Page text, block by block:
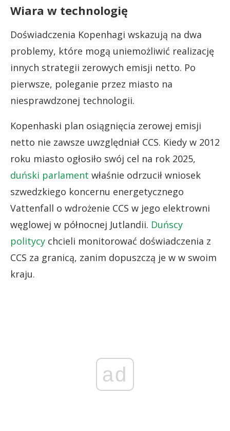
Wiara w technologię
Doświadczenia Kopenhagi wskazują na dwa
problemy, które mogą uniemożliwić realizację
innych strategii zerowych emisji netto. Po
pierwsze, poleganie przez miasto na
niesprawdzonej technologii.
Kopenhaski plan osiągnięcia zerowej emisji
netto nie zawsze uwzględniał CCS. Kiedy w 2012
roku miasto ogłosiło swój cel na rok 2025,
duński parlament właśnie odrzucił wniosek
szwedzkiego koncernu energetycznego
Vattenfall o wdrożenie CCS w jego elektrowni
węglowej w północnej Jutlandii. Duńscy
politycy chcieli monitorować doświadczenia z
CCS za granicą, zanim dopuszczą je w w swoim
kraju.
ad